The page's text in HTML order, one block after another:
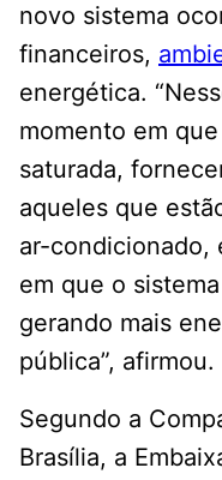
novo sistema
financeiros,
energética.
momento em
saturada,
aqueles que
ar-condicionado,
em que o
gerando mais
pública”, afirmou.
Segundo a
Brasília, a